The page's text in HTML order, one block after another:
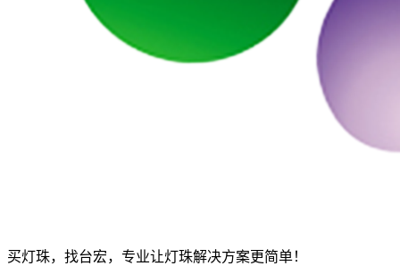
买灯珠，找台宏，专业让灯珠解决方案更简单！